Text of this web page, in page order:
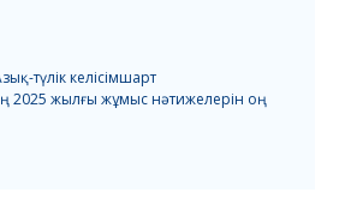
түлік келісімшарт
2025 жылғы жұмыс нәтижелерін оң